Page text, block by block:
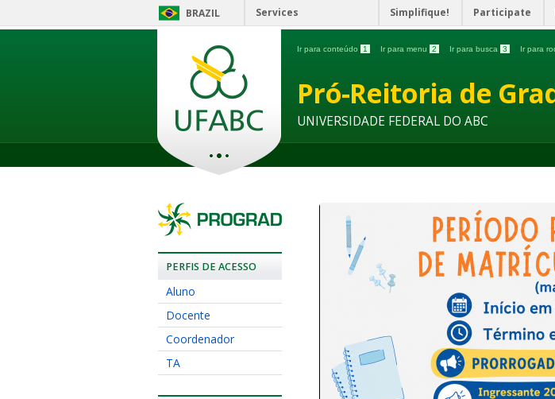
BRAZIL Services Simplifique! Participate
Ir para conteúdo 1 Ir para menu 2 Ir para busca 3 Ir para
Pró-Reitoria de
UNIVERSIDADE FEDERAL DO ABC
PERFIS DE ACESSO
Aluno
Docente
Coordenador
TA